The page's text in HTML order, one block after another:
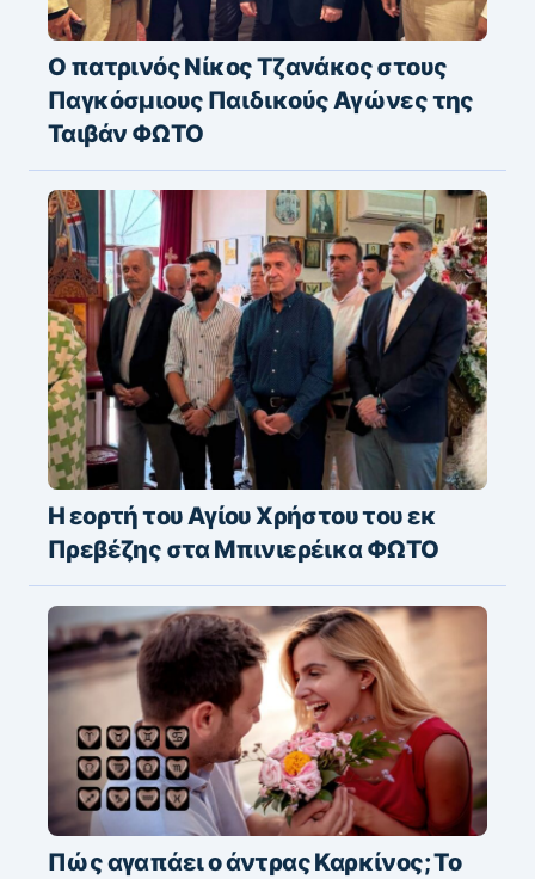
Ο πατρινός Νίκος Τζανάκος στους
Παγκόσμιους Παιδικούς Αγώνες της
Ταιβάν ΦΩΤΟ
Η εορτή του Αγίου Χρήστου του εκ
Πρεβέζης στα Μπινιερέικα ΦΩΤΟ
Πώς αγαπάει ο άντρας Καρκίνος; Το